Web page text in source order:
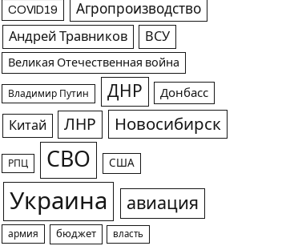
COVID19 Агропроизводство
Андрей Травников ВСУ
Великая Отечественная война
Владимир Путин ДНР Донбасс
Китай ЛНР Новосибирск
РПЦ СВО США
Украина авиация
армия бюджет власть